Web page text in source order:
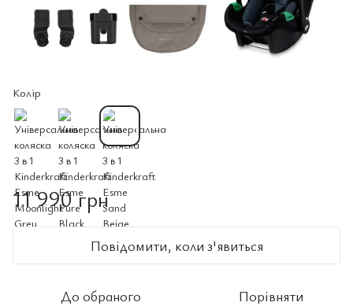
Колір
11 990 грн
Повідомити, коли з'явиться
До обраного Порівняти